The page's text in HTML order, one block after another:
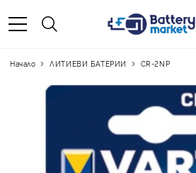
Начало ЛИТИЕВИ БАТЕРИИ CR-2NP